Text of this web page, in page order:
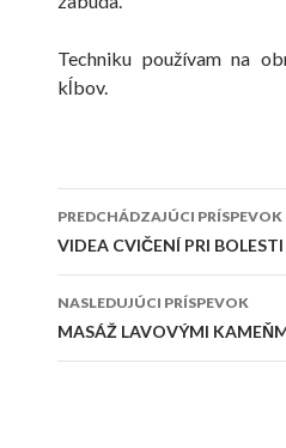
Techniku používam na
kĺbov.
Navigácia
článkami
PREDCHÁDZAJÚCI PRÍSPEVOK
VIDEA CVIČENÍ PRI
NASLEDUJÚCI PRÍSPEVOK
MASÁŽ LAVOVÝMI